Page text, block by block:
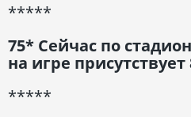
*****
75* Сейчас по
на игре
*****